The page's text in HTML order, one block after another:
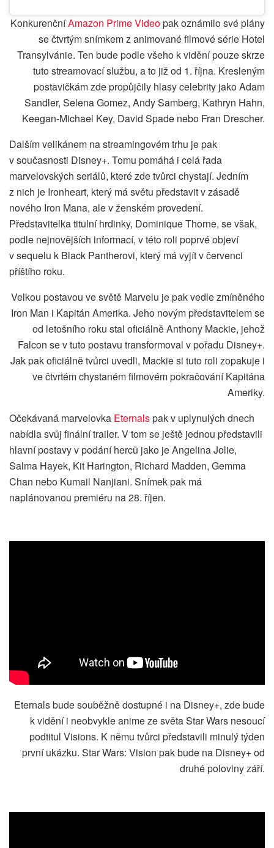
KonkurenčníAmazon Prime Videopak oznámilo své plány
se čtvrtým snímkem z animované filmové série Hotel
Transylvánie. Ten bude podle všeho k vidění pouze skrze
tuto streamovací službu, a to již od 1. října. Kresleným
postavičkám zde propůjčily hlasy celebrity jako Adam
Sandler, Selena Gomez, Andy Samberg, Kathryn Hahn,
Keegan-Michael Key, David Spade nebo Fran Drescher.
Dalším velikánem na streamingovém trhu je pak
v současnosti Disney+. Tomu pomáhá i celá řada
marvelovských seriálů, které zde tvůrci chystají. Jedním
z nich je Ironheart, který má světu představit v zásadě
nového Iron Mana, ale v ženském provedení.
Představitelka titulní hrdinky, Dominique Thorne, se však,
podle nejnovějších informací, v této roli poprvé objeví
v sequelu k Black Pantherovi, který má vyjít v červenci
příštího roku.
Velkou postavou ve světě Marvelu je pak vedle zmíněného
Iron Man i Kapitán Amerika. Jeho novým představitelem se
od letošního roku stal oficiálně Anthony Mackie, jehož
Falcon se v tuto postavu transformoval v pořadu Disney+.
Jak pak oficiálně tvůrci uvedli, Mackie si tuto roli zopakuje i
ve čtvrtém chystaném filmovém pokračování Kapitána
Ameriky.
Očekávaná marvelovka Eternalspak v uplynulých dnech
nabídla svůj finální trailer. V tom se ještě jednou představili
hlavní postavy v podání herců jako je Angelina Jolie,
Salma Hayek, Kit Harington, Richard Madden, Gemma
Chan nebo Kumail Nanjiani. Snímek pak má
naplánovanou premiéru na 28. říjen.
Eternals bude souběžně dostupné i na Disney+, zde bude
k vidění i neobvykle anime ze světa Star Wars nesoucí
podtitul Visions. K němu tvůrci představili minulý týden
první ukázku. Star Wars: Vision pak bude na Disney+ od
druhé poloviny září.